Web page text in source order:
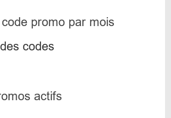
code promo par mois
codes
actifs